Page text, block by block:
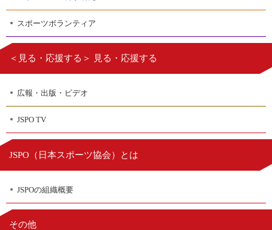
スポーツボランティア
＜見る・応援する＞ 見る・応援する
広報・出版・ビデオ
JSPO TV
JSPO（ 日本スポーツ協会）とは
JSPOの組織概要
その他